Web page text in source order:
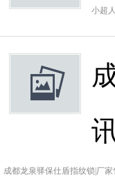
小超
成都龙泉驿保仕盾指纹锁|厂